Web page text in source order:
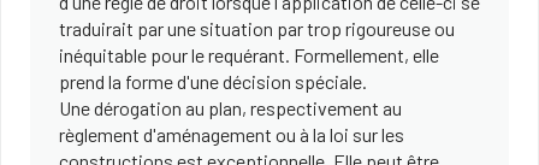
traduirait par une situation par trop rigoureuse ou
inéquitable pour le requérant. Formellement, elle
prend la forme d'une décision spéciale.
Une dérogation au plan, respectivement au
règlement d'aménagement ou à la loi sur les